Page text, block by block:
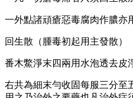
一外點諸頑瘡惡毒腐肉作膿亦
回生散（腫毒初起用主發散）
番木鱉淨末四兩用水泡透去
右共為細末勻收固每服三分至